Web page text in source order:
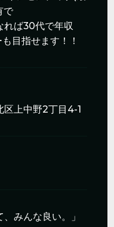
で
れば30代で年収
目指せます！！
区上中野2丁目4-1
、みんな良い。」